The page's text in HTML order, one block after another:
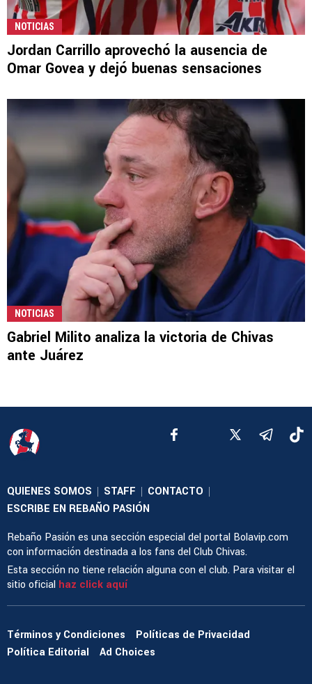
NOTICIAS
Jordan Carrillo aprovechó la ausencia de
Omar Govea y dejó buenas sensaciones
NOTICIAS
Gabriel Milito analiza la victoria de Chivas
ante Juárez
QUIENES SOMOS | STAFF | CONTACTO |
ESCRIBE EN REBAÑO PASIÓN
Rebaño Pasión es una sección especial del portal Bolavip.com
con información destinada a los fans del Club Chivas.
Esta sección no tiene relación alguna con el club. Para visitar el
sitio oficial haz click aquí
Términos y Condiciones
Políticas de Privacidad
Política Editorial
Ad Choices